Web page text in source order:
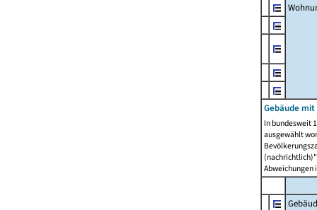
Gebäude
In bundesweit
ausgewählt
Abweichungen